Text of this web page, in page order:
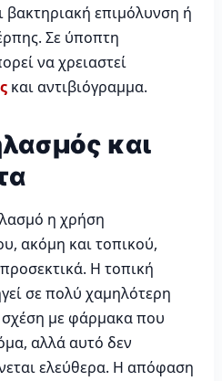
βακτηριακή επιμόλυνση ή
Σε ύποπτη
να χρειαστεί
και αντιβιόγραμμα.
και
η χρήση
ακόμη και τοπικού,
Η τοπική
σε πολύ χαμηλότερη
με φάρμακα που
αλλά αυτό δεν
ελεύθερα. Η απόφαση